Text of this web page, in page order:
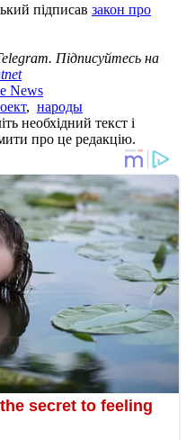
підписав закон про
Підписуйтесь на
News
, народы
необхідний текст і
про це редакцію.